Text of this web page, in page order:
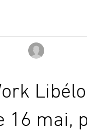
Libélo
16 mai,